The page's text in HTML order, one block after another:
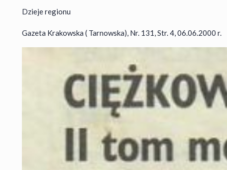
Dzieje regionu
Gazeta Krakowska ( Tarnowska), Nr. 131, Str. 4, 06.06.2000 r.